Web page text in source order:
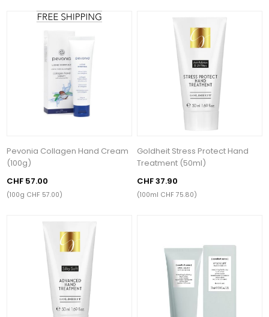
Pevonia Collagen Hand Cream
(100g)
CHF 57.00
(100g CHF 57.00)
Goldheit Stress Protect Hand
Treatment (50ml)
CHF 37.90
(100ml CHF 75.80)